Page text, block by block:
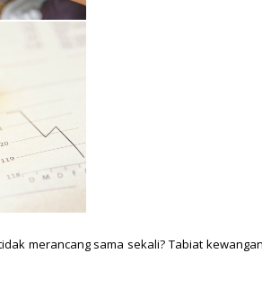
merancang sama sekali? Tabiat